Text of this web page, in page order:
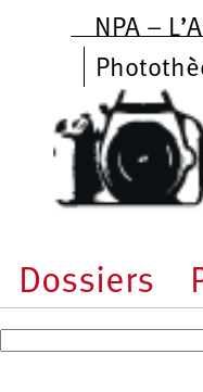
Aller au contenu
NPA –
Dossiers